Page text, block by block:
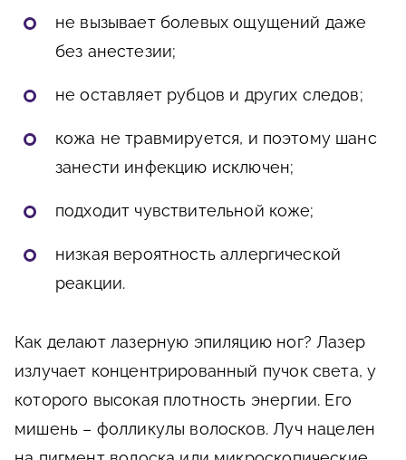
не вызывает болевых ощущений даже
без анестезии;
не оставляет рубцов и других следов;
кожа не травмируется, и поэтому шанс
занести инфекцию исключен;
подходит чувствительной коже;
низкая вероятность аллергической
реакции.
Как делают лазерную эпиляцию ног? Лазер
излучает концентрированный пучок света, у
которого высокая плотность энергии. Его
мишень – фолликулы волосков. Луч нацелен